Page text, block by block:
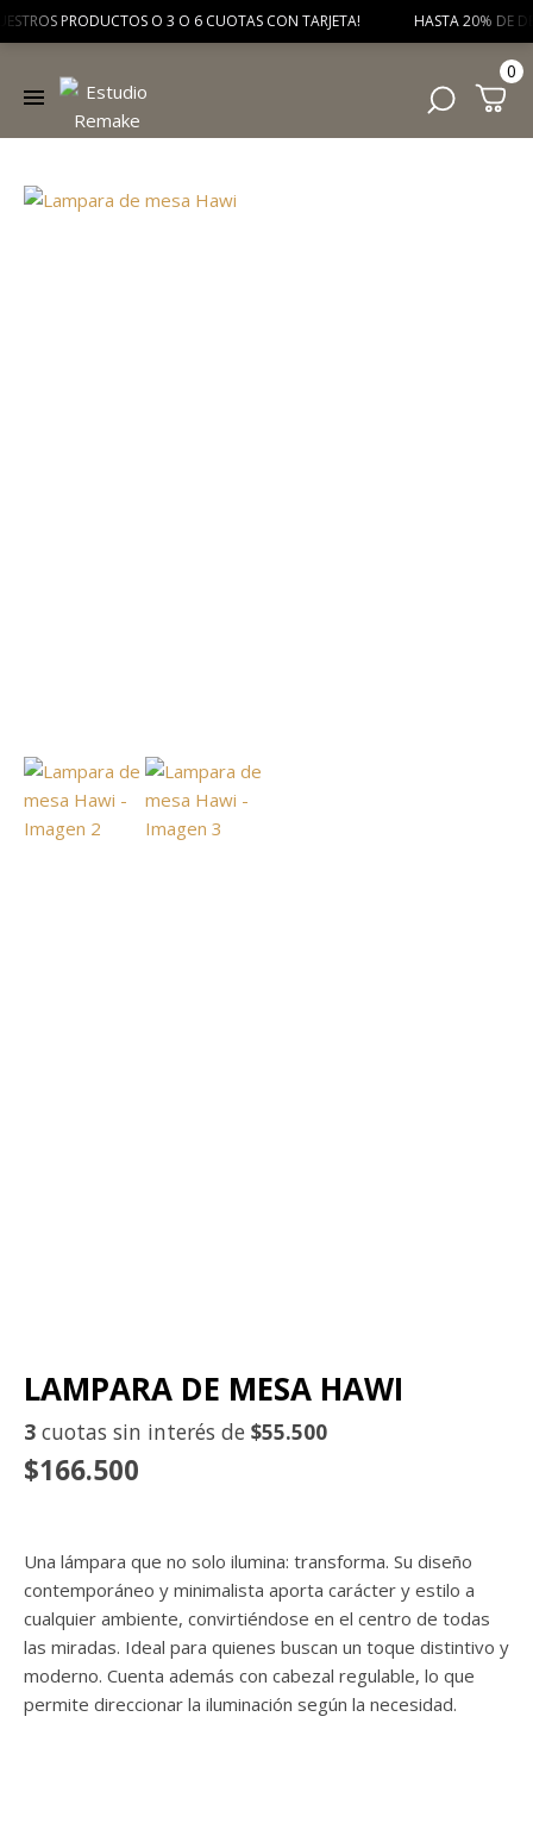
PRODUCTOS O 3 O 6 CUOTAS CON TARJETA! HASTA 20% DE
0
LAMPARA DE MESA HAWI
3 cuotas sin interés de $55.500
$166.500
Una lámpara que no solo ilumina: transforma. Su diseño
contemporáneo y minimalista aporta carácter y estilo a
cualquier ambiente, convirtiéndose en el centro de todas
las miradas. Ideal para quienes buscan un toque distintivo y
moderno. Cuenta además con cabezal regulable, lo que
permite direccionar la iluminación según la necesidad.